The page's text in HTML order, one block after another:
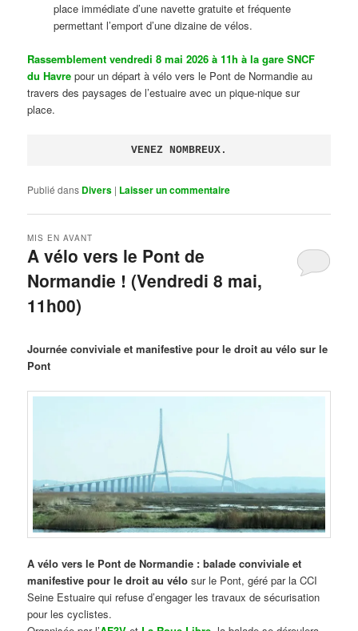
place immédiate d’une navette gratuite et fréquente
permettant l’emport d’une dizaine de vélos.
Rassemblement vendredi 8 mai 2026 à 11h à la gare SNCF
du Havre pour un départ à vélo vers le Pont de Normandie au
travers des paysages de l’estuaire avec un pique-nique sur
place.
VENEZ NOMBREUX.
Publié dans Divers | Laisser un commentaire
A vélo vers le Pont de
Normandie ! (Vendredi 8 mai,
11h00)
MIS EN AVANT
Journée conviviale et manifestive pour le droit au vélo sur le
Pont
A vélo vers le Pont de Normandie : balade conviviale et
manifestive pour le droit au vélo sur le Pont, géré par la CCI
Seine Estuaire qui refuse d’engager les travaux de sécurisation
pour les cyclistes.